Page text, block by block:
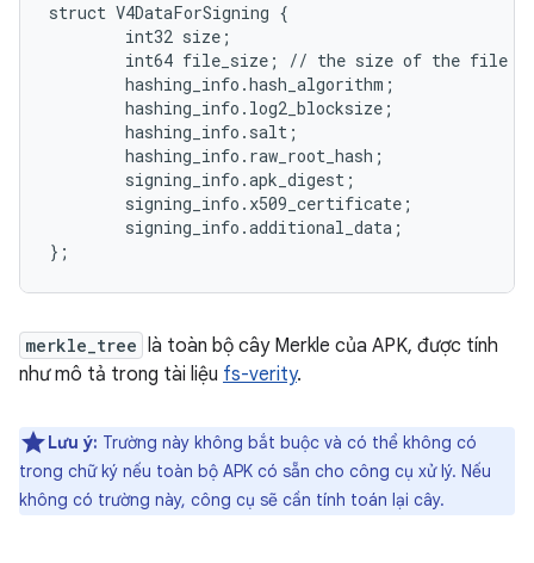
struct V4DataForSigning {
        int32 size;
int64 file_size; // the size of the file
hashing_info.hash_algorithm;
hashing_info.log2_blocksize;
hashing_info.salt;
hashing_info.raw_root_hash;
        signing_info.apk_digest;
        signing_info.x509_certificate;
        signing_info.additional_data;
};
merkle_tree là toàn bộ cây Merkle của APK, được tính
như mô tả trong tài liệu fs-verity.
Lưu ý: Trường này không bắt buộc và có thể không có
trong chữ ký nếu toàn bộ APK có sẵn cho công cụ xử lý. Nếu
không có trường này, công cụ sẽ cần tính toán lại cây.